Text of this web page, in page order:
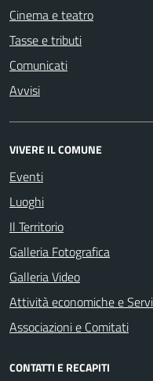
Cinema e teatro
Tasse e tributi
Comunicati
Avvisi
VIVERE IL COMUNE
Eventi
Luoghi
Il Territorio
Galleria Fotografica
Galleria Video
Attività economiche e
Associazioni e Comitati
CONTATTI E RECAPITI